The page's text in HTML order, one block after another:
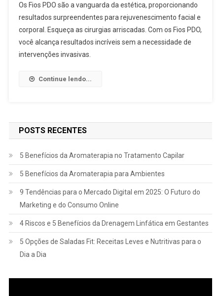
Os Fios PDO são a vanguarda da estética, proporcionando
resultados surpreendentes para rejuvenescimento facial e
corporal. Esqueça as cirurgias arriscadas. Com os Fios PDO,
você alcança resultados incríveis sem a necessidade de
intervenções invasivas.
Continue lendo...
POSTS RECENTES
5 Benefícios da Aromaterapia no Tratamento Capilar
5 Benefícios da Aromaterapia para Ambientes
9 Tendências para o Mercado Digital em 2025: O Futuro do
Marketing e do Consumo Online
4 Riscos e 5 Benefícios da Drenagem Linfática em Gestantes
5 Opções de Saladas Fit: Receitas Leves e Nutritivas para o
Dia a Dia